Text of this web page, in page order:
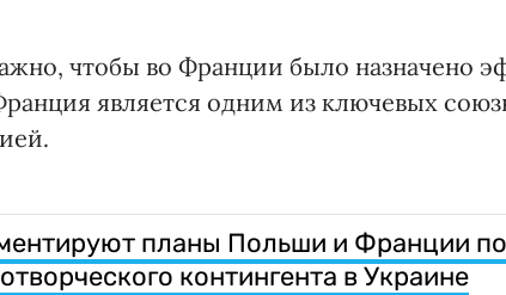
чтобы во Франции было назначено
является одним из ключевых
планы Польши и Франции по
контингента в Украине